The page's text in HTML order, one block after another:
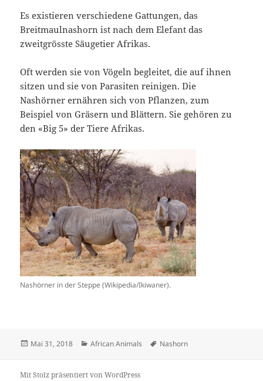
Es existieren verschiedene Gattungen, das
Breitmaulnashorn ist nach dem Elefant das
zweitgrösste Säugetier Afrikas.
Oft werden sie von Vögeln begleitet, die auf ihnen
sitzen und sie von Parasiten reinigen. Die
Nashörner ernähren sich von Pflanzen, zum
Beispiel von Gräsern und Blättern. Sie gehören zu
den «Big 5» der Tiere Afrikas.
Nashörner in der Steppe (Wikipedia/Ikiwaner).
Veröffentlicht
Mai 31, 2018 Kategorien
African Animals Schlagwörter
Nashorn
Mit Stolz präsentiert von WordPress